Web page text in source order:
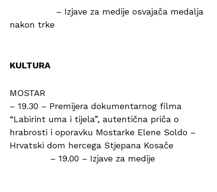
– Izjave za medije osvajača medalja
nakon trke
KULTURA
MOSTAR
– 19.30 – Premijera dokumentarnog filma
“Labirint uma i tijela”, autentična priča o
hrabrosti i oporavku Mostarke Elene Soldo –
Hrvatski dom hercega Stjepana Kosače
– 19.00 – Izjave za medije